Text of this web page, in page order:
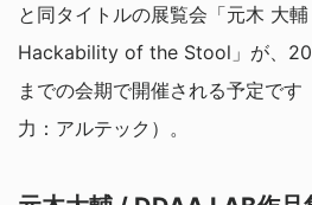
と同タイトルの展覧会「元木 大
Hackability of the Stool」が、
までの会期で開催される予定で
力：アルテック）。